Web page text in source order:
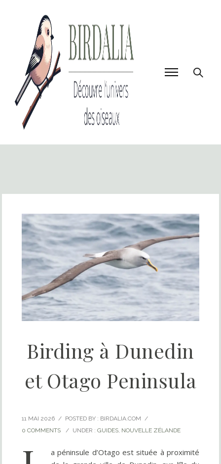
Birding à Dunedin
et Otago Peninsula
11 MAI 2026 / POSTED BY : BIRDALIA.COM /
0 COMMENTS
/ UNDER : GUIDES, NOUVELLE ZÉLANDE
a péninsule d’Otago est située à proximité